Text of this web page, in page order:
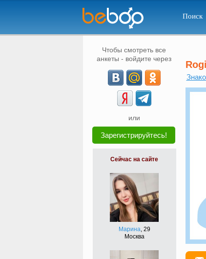
Поиск
Чтобы смотреть все
анкеты - войдите через
или
Зарегистрируйтесь!
Сейчас на сайте
Марина, 29
Москва